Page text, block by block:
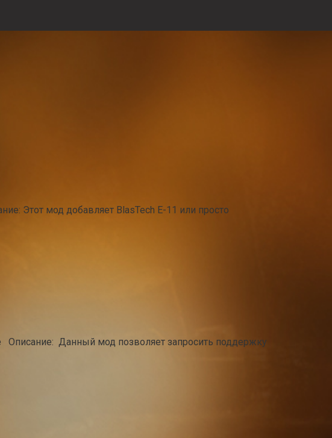
Этот мод добавляет BlasTech Е-11 или просто
Данный мод позволяет запросить поддержку